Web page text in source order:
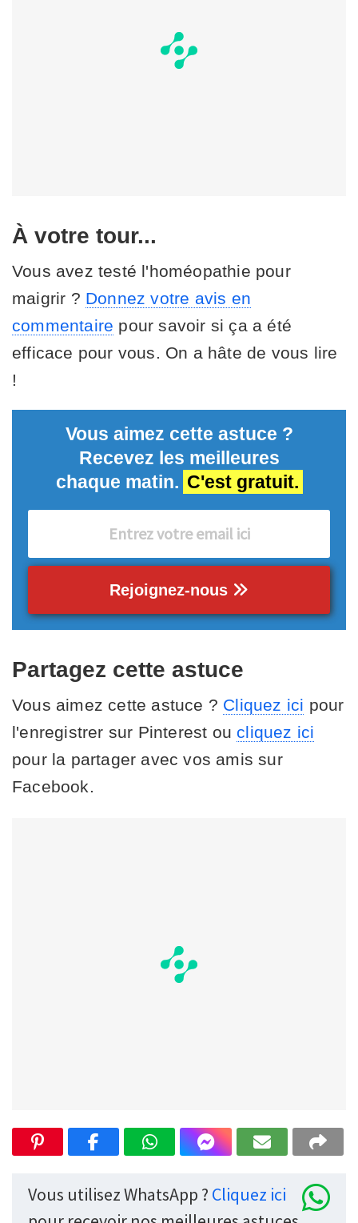
À votre tour...
Vous avez testé l'homéopathie pour
maigrir ? Donnez votre avis en
commentaire pour savoir si ça a été
efficace pour vous. On a hâte de vous lire
!
Vous aimez cette astuce ?
Recevez les meilleures
chaque matin. C'est gratuit.
Rejoignez-nous
Partagez cette astuce
Vous aimez cette astuce ? Cliquez ici pour
l'enregistrer sur Pinterest ou cliquez ici
pour la partager avec vos amis sur
Facebook.
Vous utilisez WhatsApp ? Cliquez ici